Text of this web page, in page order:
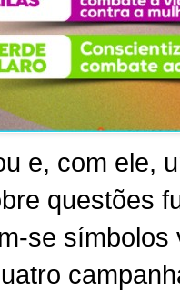
e, com ele,
questões
se símbolos